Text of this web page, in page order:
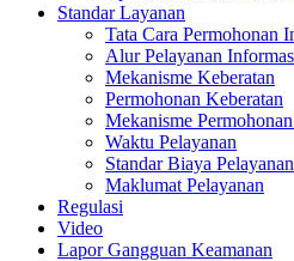
Standar Layanan
Tata Cara Permohonan
Alur Pelayanan
Mekanisme Keberatan
Permohonan Keberatan
Mekanisme
Waktu Pelayanan
Standar Biaya Pelayanan
Maklumat Pelayanan
Regulasi
Video
Lapor Gangguan Keamanan